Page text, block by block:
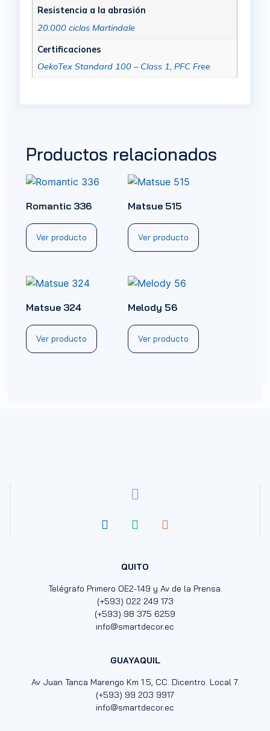
Resistencia a la abrasión
20.000 ciclos Martindale
Certificaciones
OekoTex Standard 100 – Class 1, PFC Free
Productos relacionados
Romantic 336
Ver producto
Matsue 515
Ver producto
Matsue 324
Ver producto
Melody 56
Ver producto
QUITO
Telégrafo Primero OE2-149 y Av de la Prensa.
(+593) 022 249 173
(+593) 98 375 6259
info@smartdecor.ec
GUAYAQUIL
Av Juan Tanca Marengo Km 1.5, CC. Dicentro. Local 7.
(+593) 99 203 9917
info@smartdecor.ec